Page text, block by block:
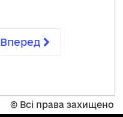
Вперед
© Всі права захищено